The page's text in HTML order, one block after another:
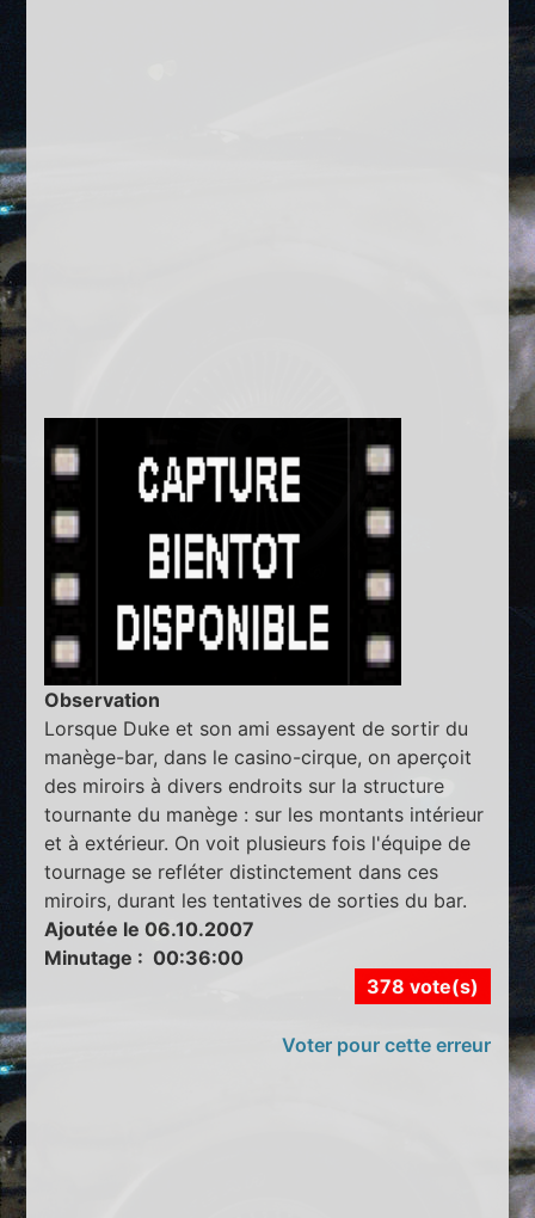
Observation
Lorsque Duke et son ami essayent de sortir du
manège-bar, dans le casino-cirque, on aperçoit
des miroirs à divers endroits sur la structure
tournante du manège : sur les montants intérieur
et à extérieur. On voit plusieurs fois l'équipe de
tournage se refléter distinctement dans ces
miroirs, durant les tentatives de sorties du bar.
Ajoutée le 06.10.2007
Minutage : 00:36:00
378 vote(s)
Voter pour cette erreur